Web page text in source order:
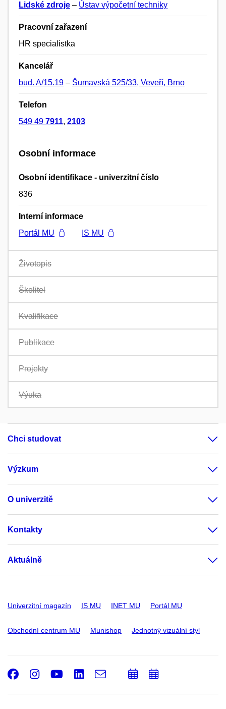
Lidské zdroje – Ústav výpočetní techniky
Pracovní zařazení
HR specialistka
Kancelář
bud. A/15.19 – Šumavská 525/33, Veveří, Brno
Telefon
549 49 7911, 2103
Osobní informace
Osobní identifikace - univerzitní číslo
836
Interní informace
Portál MU
IS MU
Životopis
Školitel
Kvalifikace
Publikace
Projekty
Výuka
Chci studovat
Výzkum
O univerzitě
Kontakty
Aktuálně
Univerzitní magazín IS MU INET MU Portál MU
Obchodní centrum MU Munishop Jednotný vizuální styl
Facebook
Instagram
Youtube
LinkedIn
e-
Email
PřidatPřidat